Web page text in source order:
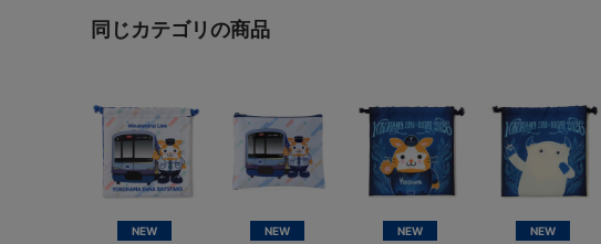
同じカテゴリの商品
NEW NEW NEW NEW